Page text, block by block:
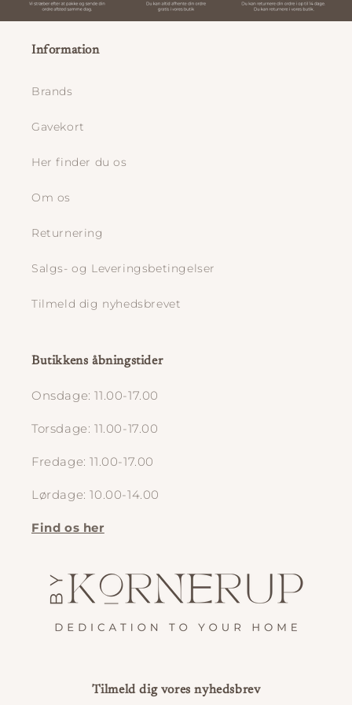
Information
Brands
Gavekort
Her finder du os
Om os
Returnering
Salgs- og Leveringsbetingelser
Tilmeld dig nyhedsbrevet
Butikkens åbningstider
Onsdage: 11.00-17.00
Torsdage: 11.00-17.00
Fredage: 11.00-17.00
Lørdage: 10.00-14.00
Find os her
Tilmeld dig vores nyhedsbrev